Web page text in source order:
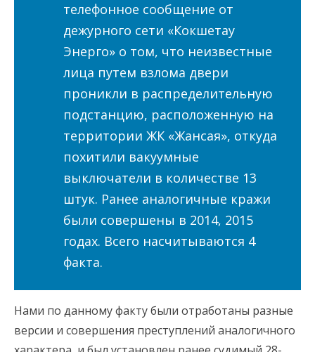
телефонное сообщение от
дежурного сети «Кокшетау
Энерго» о том, что неизвестные
лица путем взлома двери
проникли в распределительную
подстанцию, расположенную на
территории ЖК «Жансая», откуда
похитили вакуумные
выключатели в количестве 13
штук. Ранее аналогичные кражи
были совершены в 2014, 2015
годах. Всего насчитываются 4
факта.
Нами по данному факту были отработаны разные
версии и совершения преступлений аналогичного